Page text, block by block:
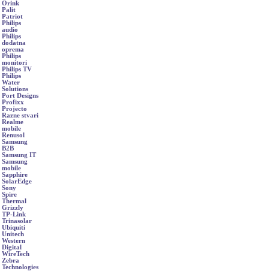
Orink
Palit
Patriot
Philips
audio
Philips
dodatna
oprema
Philips
monitori
Philips TV
Philips
Water
Solutions
Port Designs
Profixx
Projecto
Razne stvari
Realme
mobile
Renusol
Samsung
B2B
Samsung IT
Samsung
mobile
Sapphire
SolarEdge
Sony
Spire
Thermal
Grizzly
TP-Link
Trinasolar
Ubiquiti
Unitech
Western
Digital
WireTech
Zebra
Technologies